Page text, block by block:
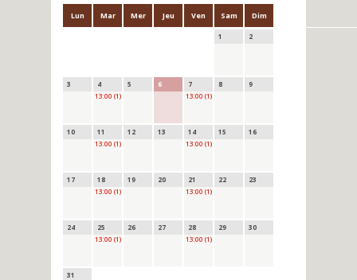
Lun Mar Mer Jeu Ven Sam Dim
1 2
3
4
13:00 (1)
5 6
7
13:00 (1)
8 9
10
11
13:00 (1)
12 13
14
13:00 (1)
15 16
17
18
13:00 (1)
19 20
21
13:00 (1)
22 23
24
25
13:00 (1)
26 27
28
13:00 (1)
29 30
31